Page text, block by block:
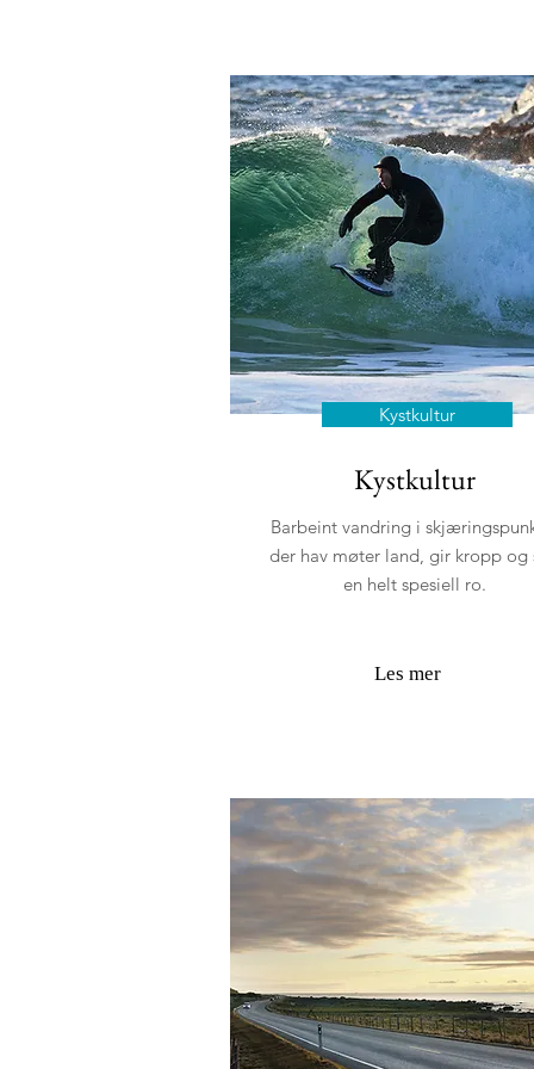
Kystkultur
Kystkultur
Barbeint vandring i
der hav møter land, gir kropp og
en helt spesiell ro.
Les mer